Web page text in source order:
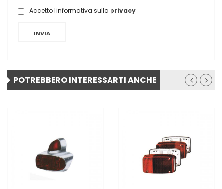
Accetto l'informativa sulla privacy
INVIA
POTREBBERO INTERESSARTI ANCHE